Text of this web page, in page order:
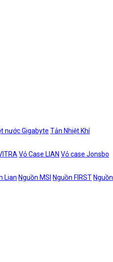
nước Gigabyte Tản Nhiệt Khí
Vỏ Case LIAN Vỏ case Jonsbo
Lian Nguồn MSI Nguồn FIRST Nguồn